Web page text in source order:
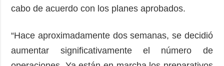
cabo de acuerdo con los planes aprobados.
“Hace aproximadamente dos semanas, se decidió
aumentar significativamente el número de